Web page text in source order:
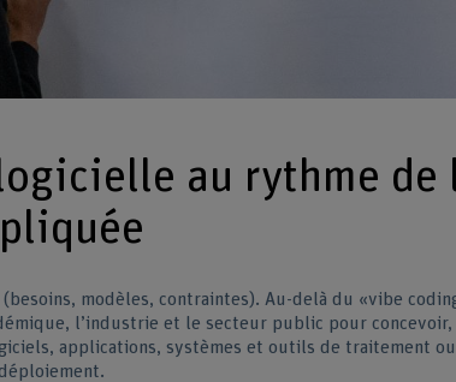
au rythme de
modèles, contraintes). Au-delà du «vibe
l’industrie et le secteur public pour concevoir,
applications, systèmes et outils de traitement